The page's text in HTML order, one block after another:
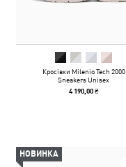
Кросівки Milenio Tech 2000
Sneakers Unisex
4 190,00 ₴
НОВИНКА